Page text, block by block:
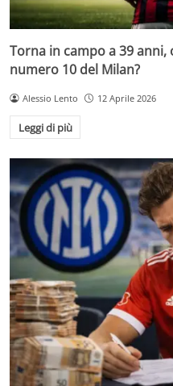
Torna in campo a 39
numero 10 del Milan?
Alessio Lento 12 Aprile 2026
Leggi di più